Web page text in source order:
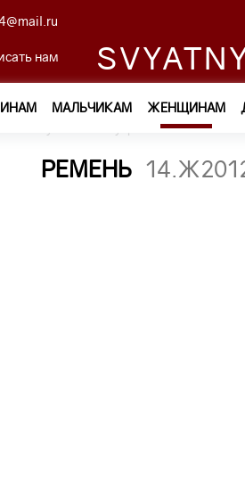
нам
МАЛЬЧИКАМ ЖЕНЩИНАМ
— Ремни
РЕМЕНЬ